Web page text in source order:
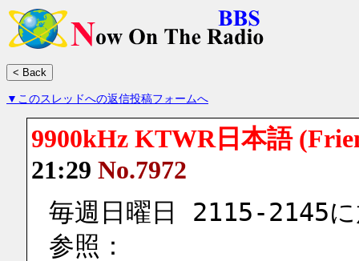
▼このスレッドへの返信投稿フォームへ
9900kHz KTWR日本語
21:29 No.7972
毎週日曜日 2115-2145
参照：